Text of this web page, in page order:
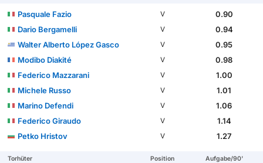
Pasquale Fazio V
0.90
Dario Bergamelli
V
0.94
Walter Alberto López Gasco
V
0.95
Modibo Diakité
V
0.98
Federico Mazzarani
V
1.00
Michele Russo
V
1.01
Marino Defendi
V
1.06
Federico Giraudo
V
1.14
Petko Hristov
V 1.27
Torhüter Position Aufgabe/90'